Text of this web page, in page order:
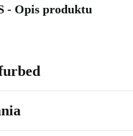
- Opis produktu